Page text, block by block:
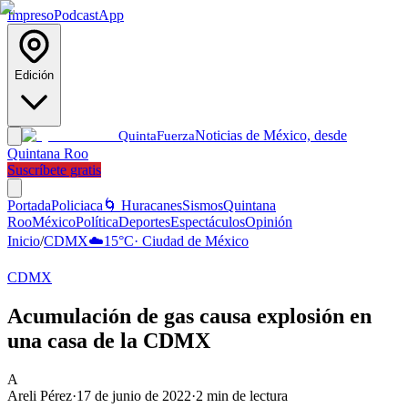
ImpresoPodcastApp
Edición
QuintaFuerzaNoticias de México, desde
Quintana Roo
Suscríbete gratis
PortadaPoliciaca 🌀 HuracanesSismosQuintana
RooMéxicoPolíticaDeportesEspectáculosOpinión
Inicio/CDMX☁️15°C· Ciudad de México
CDMX
Acumulación de gas causa explosión en
una casa de la CDMX
A
Areli Pérez·17 de junio de 2022·2 min de lectura